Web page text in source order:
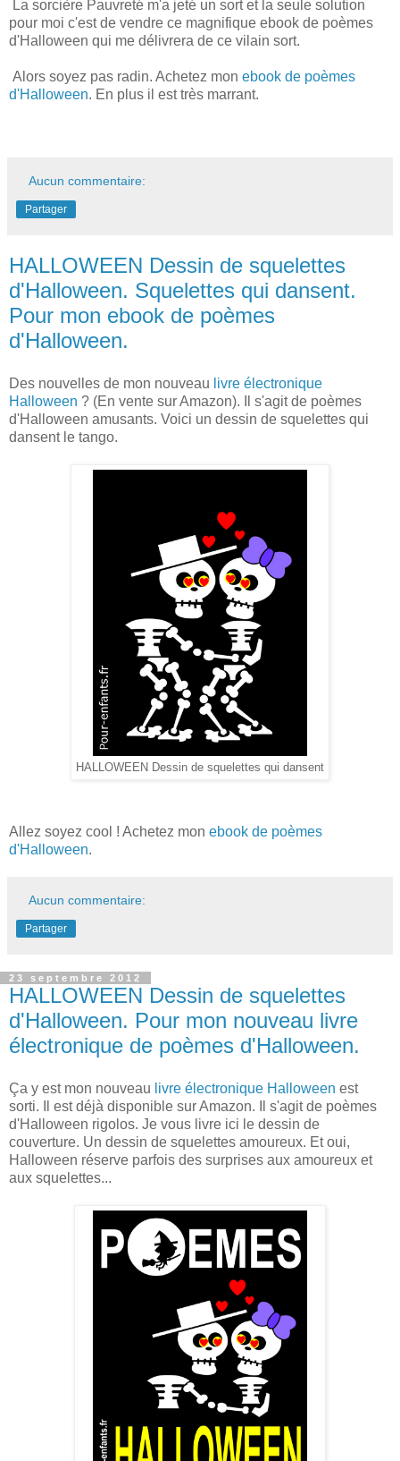
La sorcière Pauvreté m'a jeté un sort et la seule solution
pour moi c'est de vendre ce magnifique ebook de poèmes
d'Halloween qui me délivrera de ce vilain sort.
Alors soyez pas radin. Achetez mon ebook de poèmes
d'Halloween. En plus il est très marrant.
Aucun commentaire:
Partager
HALLOWEEN Dessin de squelettes
d'Halloween. Squelettes qui dansent.
Pour mon ebook de poèmes
d'Halloween.
Des nouvelles de mon nouveau livre électronique
Halloween ? (En vente sur Amazon). Il s'agit de poèmes
d'Halloween amusants. Voici un dessin de squelettes qui
dansent le tango.
HALLOWEEN Dessin de squelettes qui dansent
Allez soyez cool ! Achetez mon ebook de poèmes
d'Halloween.
Aucun commentaire:
Partager
23 septembre 2012
HALLOWEEN Dessin de squelettes
d'Halloween. Pour mon nouveau livre
électronique de poèmes d'Halloween.
Ça y est mon nouveau livre électronique Halloween est
sorti. Il est déjà disponible sur Amazon. Il s'agit de poèmes
d'Halloween rigolos. Je vous livre ici le dessin de
couverture. Un dessin de squelettes amoureux. Et oui,
Halloween réserve parfois des surprises aux amoureux et
aux squelettes...